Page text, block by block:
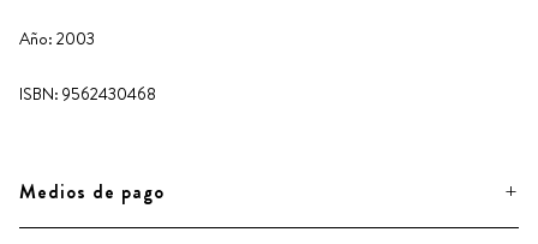
Año: 2003
ISBN: 9562430468
Medios de pago